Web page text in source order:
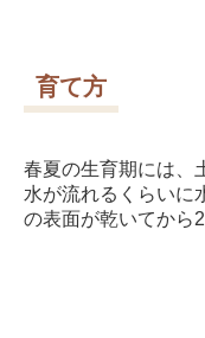
育て方
春夏の生育期には、
水が流れるくらいに
の表面が乾いてから